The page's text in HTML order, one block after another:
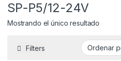
SP-P5/12-24V
Mostrando el único resultado
Filters